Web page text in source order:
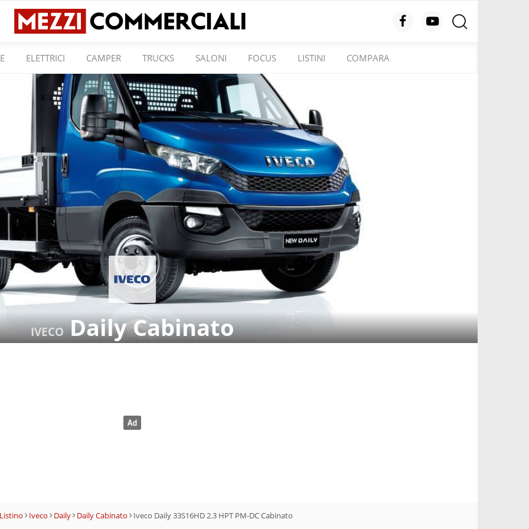
ELETTRICI CAMPER TRUCKS SALONI FOCUS LISTINI COMPARA
IVECODaily Cabinato
Listino Iveco Daily Daily Cabinato Iveco Daily 33S16HD 2.3 HPT PM-DC Cabinato